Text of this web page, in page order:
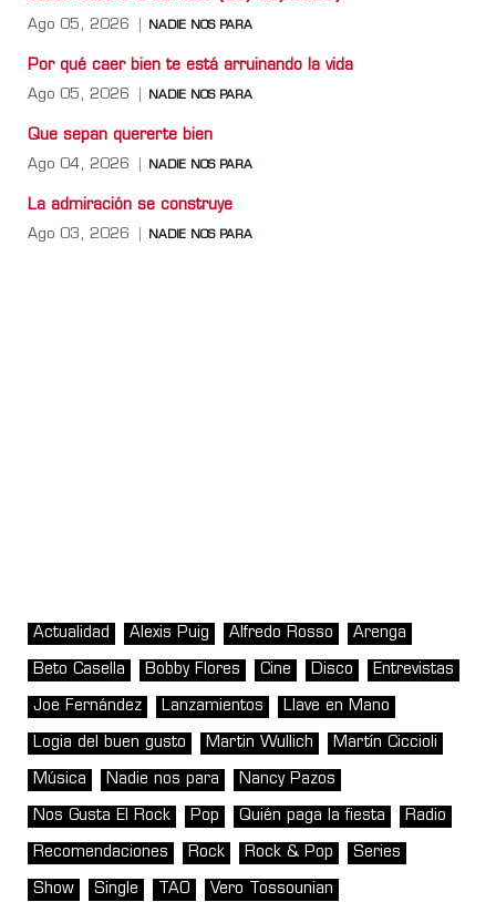
Ago 05, 2026 NADIE NOS PARA
Por qué caer bien te está arruinando la vida
Ago 05, 2026 NADIE NOS PARA
Que sepan quererte bien
Ago 04, 2026 NADIE NOS PARA
La admiración se construye
Ago 03, 2026 NADIE NOS PARA
Actualidad Alexis Puig Alfredo Rosso Arenga
Beto Casella Bobby Flores Cine Disco Entrevistas
Joe Fernández Lanzamientos Llave en Mano
Logia del buen gusto Martin Wullich Martín Ciccioli
Música Nadie nos para Nancy Pazos
Nos Gusta El Rock Pop Quién paga la fiesta Radio
Recomendaciones Rock Rock & Pop Series
Show Single TAO Vero Tossounian